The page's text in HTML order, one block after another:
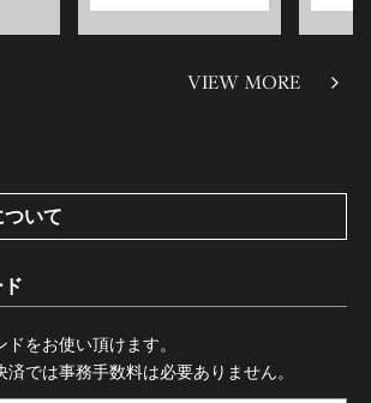
VIEW MORE
ついて
をお使い頂けます。
では事務手数料は必要ありません。